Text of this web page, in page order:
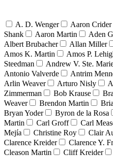
A. D. Wenger Aaron Crider
Shank
Aaron Martin Aden
Albert Brubacher
Allan Miller
Amos K. Martin
Amos P.
Steedman
Andrew V. Ste.
Antonio Valverde
Antrim
Arlin Weaver
Arturo Nisly
Zimmerman
Bob Krause
Weaver
Brendon Martin
Bryan Yoder
Byron de la Rosa
Martin
Carl Groff Carl
Mejía
Christine Roy Clair
Clarence Kreider
Clarence Y.
Cleason Martin
Cliff Kreider